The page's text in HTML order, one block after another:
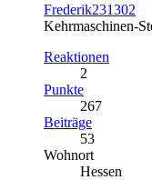
Frederik231302
Kehrmaschinen-
Reaktionen
2
Punkte
267
Beiträge
53
Wohnort
Hessen